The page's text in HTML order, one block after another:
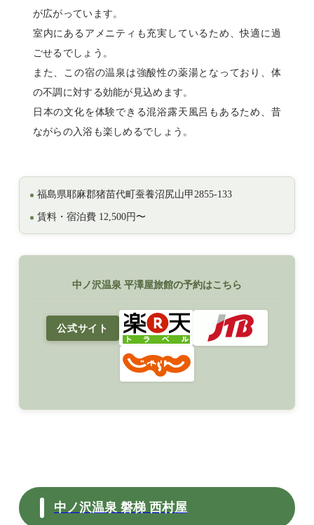
が広がっています。
室内にあるアメニティも充実しているため、快適に過
ごせるでしょう。
また、この宿の温泉は強酸性の薬湯となっており、体
の不調に対する効能が見込めます。
日本の文化を体験できる混浴露天風呂もあるため、昔
ながらの入浴も楽しめるでしょう。
福島県耶麻郡猪苗代町蚕養沼尻山甲2855-133
賃料・宿泊費 12,500円〜
中ノ沢温泉 平澤屋旅館の予約はこちら
公式サイト
中ノ沢温泉 磐梯 西村屋